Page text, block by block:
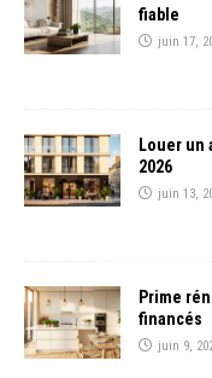
fiable
juin 17,
Louer un
2026
juin 13,
Prime
financés
juin 9,